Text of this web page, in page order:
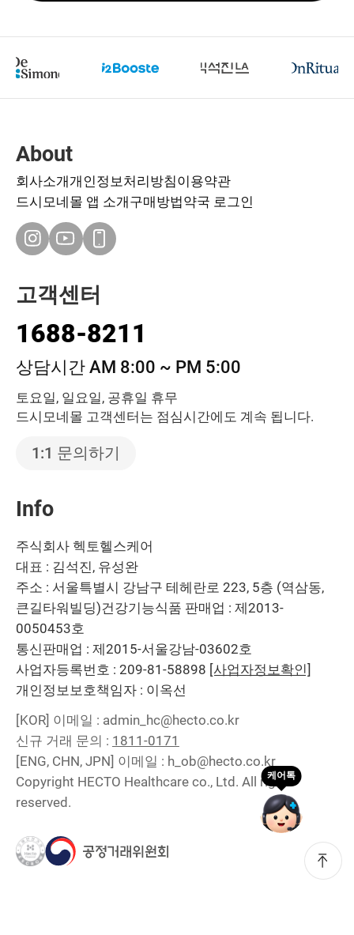
About
회사소개개인정보처리방침이용약관
드시모네몰 앱 소개 구매방법약국 로그인
고객센터
1688-8211
상담시간 AM 8:00 ~ PM 5:00
토요일, 일요일, 공휴일 휴무
드시모네몰 고객센터는 점심시간에도 계속 됩니다.
1:1 문의하기
Info
주식회사 헥토헬스케어
대표 : 김석진, 유성완
주소 : 서울특별시 강남구 테헤란로 223, 5층 (역삼동,
큰길타워빌딩)건강기능식품 판매업 : 제2013-
0050453호
통신판매업 : 제2015-서울강남-03602호
사업자등록번호 : 209-81-58898 [사업자정보확인]
개인정보보호책임자 : 이옥선
[KOR] 이메일 : admin_hc@hecto.co.kr
신규 거래 문의 : 1811-0171
[ENG, CHN, JPN] 이메일 : h_ob@hecto.co.kr
Copyright HECTO Healthcare co., Ltd. All right
reserved.